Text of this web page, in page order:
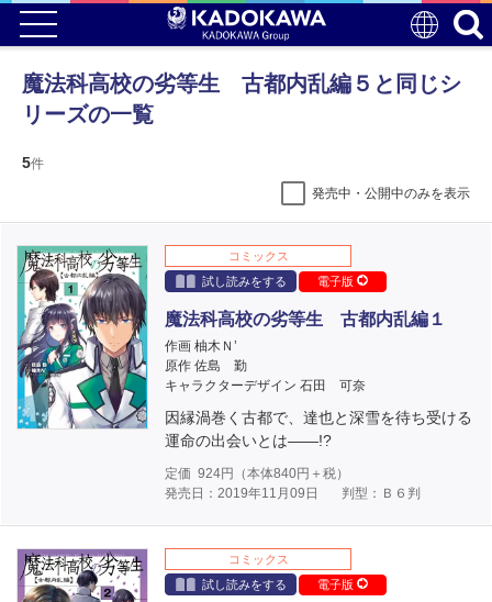
魔法科高校の劣等生 古都内乱編５と同じシ
リーズの一覧
5件
発売中・公開中のみを表示
コミックス
試し読みをする
電子版
魔法科高校の劣等生 古都内乱編１
作画 柚木Ｎ’
原作 佐島 勤
キャラクターデザイン 石田 可奈
因縁渦巻く古都で、達也と深雪を待ち受ける
運命の出会いとは――!?
定価 924円（本体840円＋税）
発売日：2019年11月09日
判型：Ｂ６判
コミックス
試し読みをする
電子版